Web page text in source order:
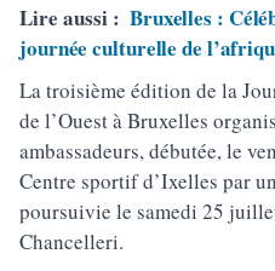
Lire aussi : Bruxelles :
journée culturelle de
La troisième édition de la
de l’Ouest à Bruxelles
ambassadeurs, débutée, le
Centre sportif d’Ixelles par
poursuivie le samedi 25
Chancelleri.